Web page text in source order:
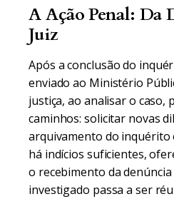
A Ação Penal: Da
Juiz
Após a conclusão do
enviado ao Ministério
justiça, ao analisar o caso,
caminhos: solicitar novas
arquivamento do inquérito
há indícios suficientes,
o recebimento da
investigado passa a ser